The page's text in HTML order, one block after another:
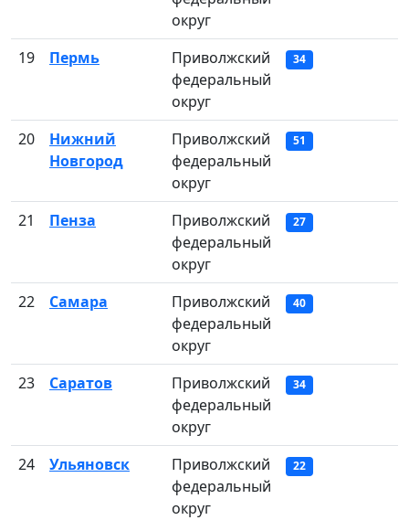
округ
19
Пермь
Приволжский
федеральный
округ
34
20
Нижний
Новгород
Приволжский
федеральный
округ
51
21 Пенза
Приволжский
федеральный
округ
27
22 Самара
Приволжский
федеральный
округ
40
23 Саратов
Приволжский
федеральный
округ
34
24 Ульяновск
Приволжский
федеральный
округ
22